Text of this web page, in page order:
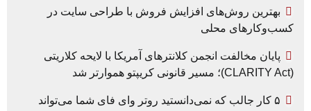
بهترین روش‌های افزایش فروش با طراحی سایت در
کسب‌وکارهای محلی
پایان مخالفت انجمن کلانترهای آمریکا با لایحه کلاریتی
(CLARITY Act)؛ مسیر قانونی کریپتو هموارتر شد
۵ کار جالب که نمی‌دانستید روتر وای فای شما می‌تواند